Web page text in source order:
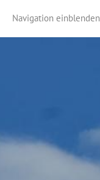
Navigation einblenden